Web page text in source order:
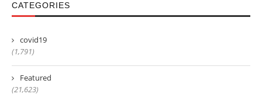
CATEGORIES
covid19
(1,791)
Featured
(21,623)